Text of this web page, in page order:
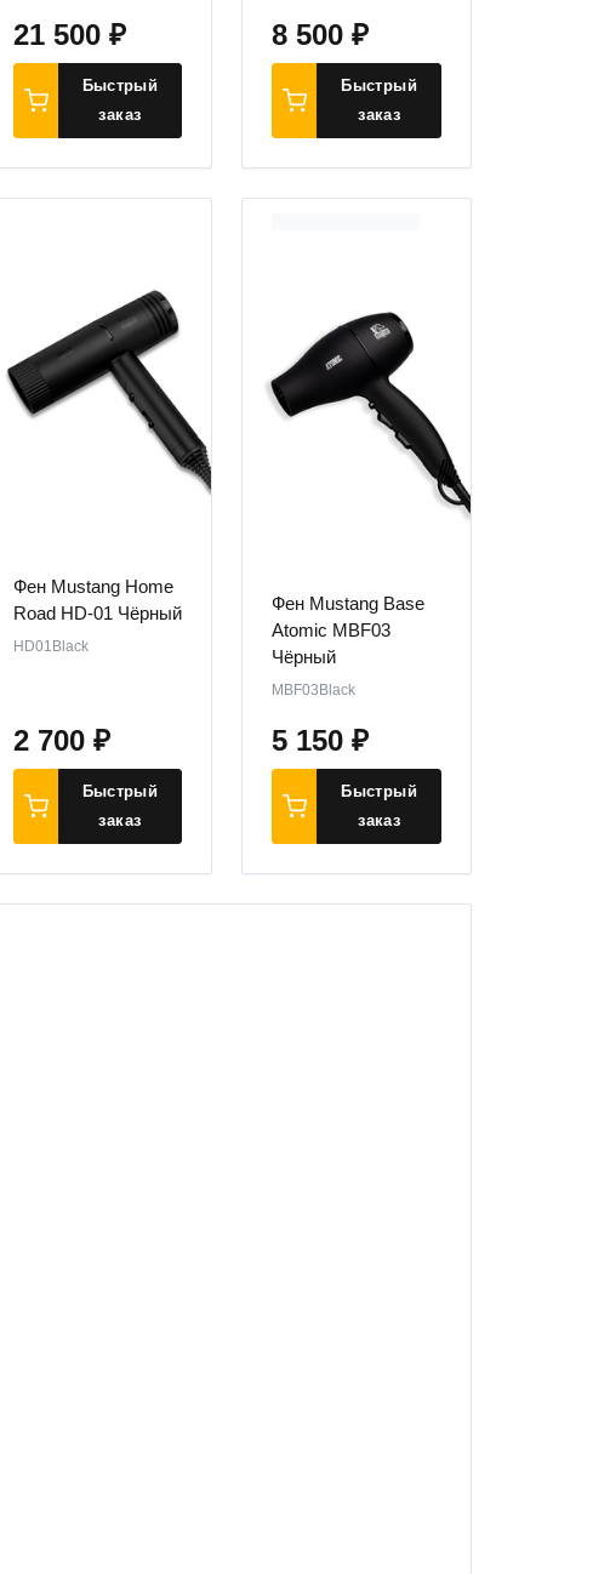
21 500 ₽
Быстрый
заказ
8 500₽
Быстрый
заказ
Фен Mustang Home
Road HD-01 Чёрный
HD01Black
2 700 ₽
Быстрый
заказ
Фен Mustang Base
Atomic MBF03
Чёрный
MBF03Black
5 150₽
Быстрый
заказ